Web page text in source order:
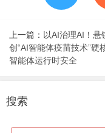
上一篇： 以AI治理AI！悬
创“AI智能体疫苗技术”硬
智能体运行时安全
搜索